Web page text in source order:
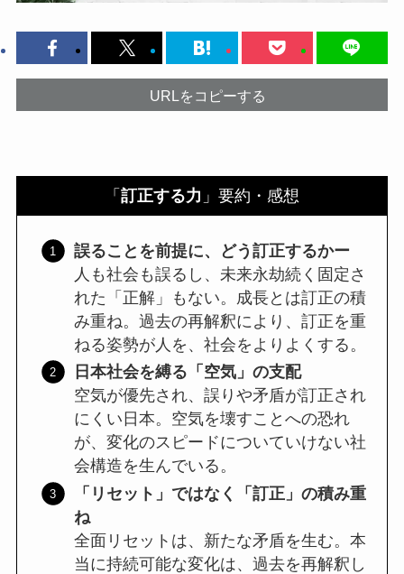
URLをコピーする
「 訂正する力 」要約・感想
誤ることを前提に、どう訂正するかー
人も社会も誤るし、未来永劫続く固定さ
れた「正解」もない。成長とは訂正の積
み重ね。過去の再解釈により、訂正を重
ねる姿勢が人を、社会をよりよくする。
日本社会を縛る「空気」の支配
空気が優先され、誤りや矛盾が訂正され
にくい日本。空気を壊すことへの恐れ
が、変化のスピードについていけない社
会構造を生んでいる。
「リセット」ではなく「訂正」の積み重
ね
全面リセットは、新たな矛盾を生む。本
当に持続可能な変化は、過去を再解釈し